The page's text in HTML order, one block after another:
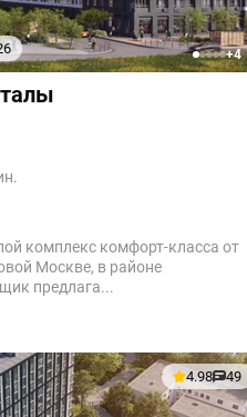
12345+4
комплекс комфорт-класса от
Москве, в районе
предлага...
4.98 49